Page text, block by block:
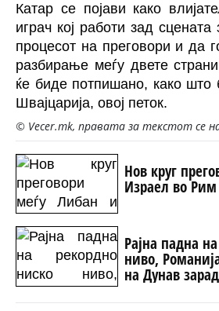
Катар се појави како
играч кој работи зад
процесот на преговори и да
разбирање меѓу двете
ќе биде потпишано, како што
Швајцарија, овој петок.
© Vecer.mk, правата за текстот се
Нов круг
Израел во Рим
Рајна падна
ниво,
на Дунав